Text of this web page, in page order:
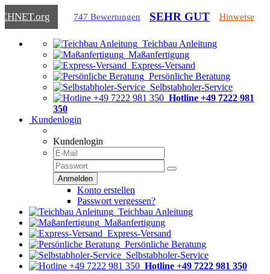
.org 747 Bewertungen SEHR GUT Hinweise
Teichbau Anleitung
Maßanfertigung
Express-Versand
Persönliche Beratung
Selbstabholer-Service
Hotline +49 7222 981
350
Kundenlogin
Kundenlogin
Konto erstellen
Passwort vergessen?
Teichbau Anleitung
Maßanfertigung
Express-Versand
Persönliche Beratung
Selbstabholer-Service
Hotline +49 7222 981 350